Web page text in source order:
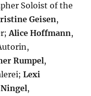
Soloist of the
Geisen,
Alice Hoffmann,
Rumpel,
Lexi
,